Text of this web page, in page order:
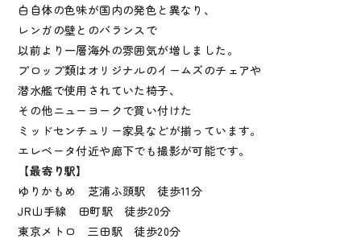
白自体の色味が国内の発色と異なり、
レンガの壁とのバランスで
以前より一層海外の雰囲気が増しました。
プロップ類はオリジナルのイームズのチェアや
潜水艦で使用されていた椅子、
その他ニューヨークで買い付けた
ミッドセンチュリー家具などが揃っています。
エレベータ付近や廊下でも撮影が可能です。
【最寄り駅】
ゆりかもめ 芝浦ふ頭駅 徒歩11分
JR山手線 田町駅 徒歩20分
東京メトロ 三田駅 徒歩20分